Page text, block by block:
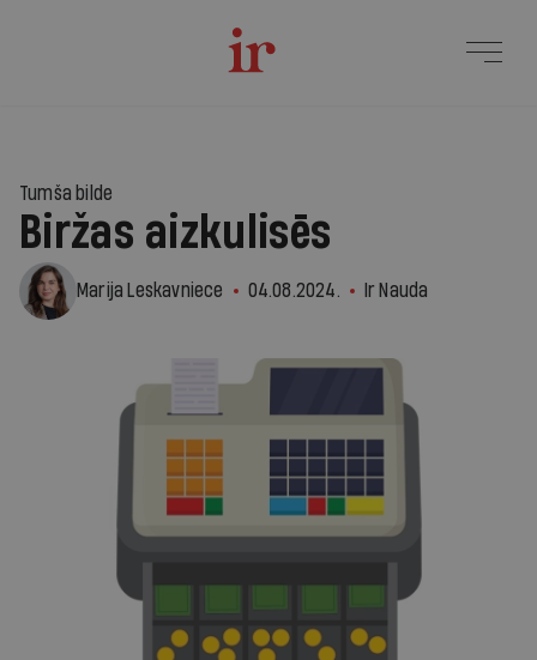
Tumša bilde
Biržas aizkulisēs
Marija Leskavniece 04.08.2024. Ir Nauda